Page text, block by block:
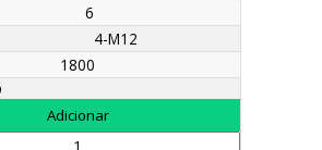
6
4-M12
1800